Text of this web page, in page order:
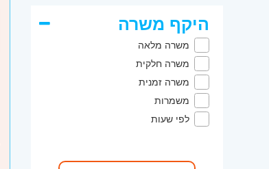
היקף משרה
משרה מלאה
משרה חלקית
משרה זמנית
משמרות
לפי שעות